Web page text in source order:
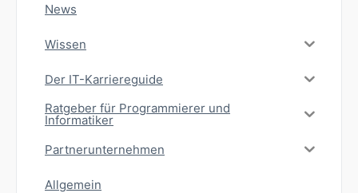
News
Wissen
Der IT-Karriereguide
Ratgeber für Programmierer und
Informatiker
Partnerunternehmen
Allgemein